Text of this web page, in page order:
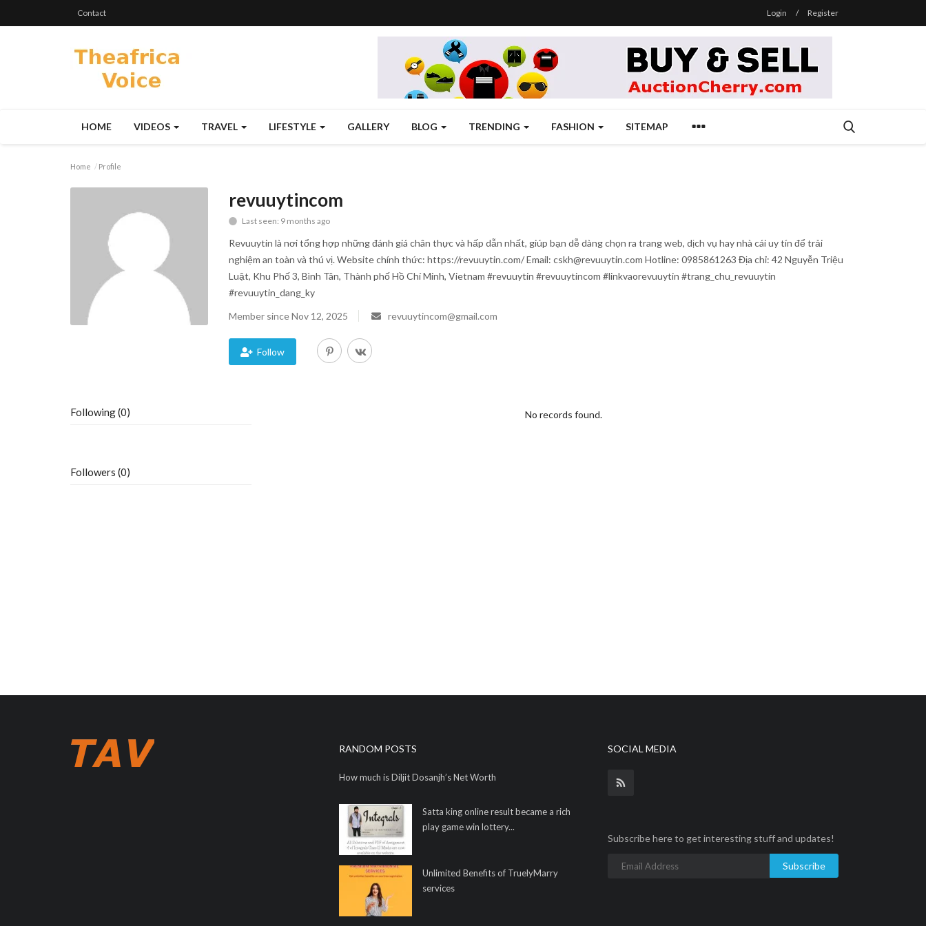
Contact Login / Register
HOME VIDEOS TRAVEL LIFESTYLE GALLERY BLOG TRENDING FASHION SITEMAP
Home Profile
revuuytincom
Last seen: 9 months ago
Revuuytin là nơi tổng hợp những đánh giá chân thực và hấp dẫn nhất, giúp bạn dễ dàng chọn ra trang web, dịch vụ hay nhà cái uy tín để trải
nghiệm an toàn và thú vị. Website chính thức: https://revuuytin.com/ Email: cskh@revuuytin.com Hotline: 0985861263 Địa chỉ: 42 Nguyễn Triệu
Luật, Khu Phố 3, Bình Tân, Thành phố Hồ Chí Minh, Vietnam #revuuytin #revuuytincom #linkvaorevuuytin #trang_chu_revuuytin
#revuuytin_dang_ky
Member since Nov 12, 2025
revuuytincom@gmail.com
Follow
Following (0)
Followers (0)
No records found.
RANDOM POSTS
How much is Diljit Dosanjh’s Net Worth
Satta king online result became a rich
play game win lottery...
Unlimited Benefits of TruelyMarry
services
SOCIAL MEDIA
Subscribe here to get interesting stuff and updates!
Subscribe